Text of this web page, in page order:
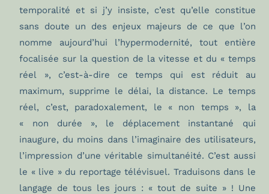
temporalité et si j’y insiste, c’est qu’elle constitue
sans doute un des enjeux majeurs de ce que l’on
nomme aujourd’hui l’hypermodernité, tout entière
focalisée sur la question de la vitesse et du « temps
réel », c’est-à-dire ce temps qui est réduit au
maximum, supprime le délai, la distance. Le temps
réel, c’est, paradoxalement, le « non temps », la
« non durée », le déplacement instantané qui
inaugure, du moins dans l’imaginaire des utilisateurs,
l’impression d’une véritable simultanéité. C’est aussi
le « live » du reportage télévisuel. Traduisons dans le
langage de tous les jours : « tout de suite » ! Une